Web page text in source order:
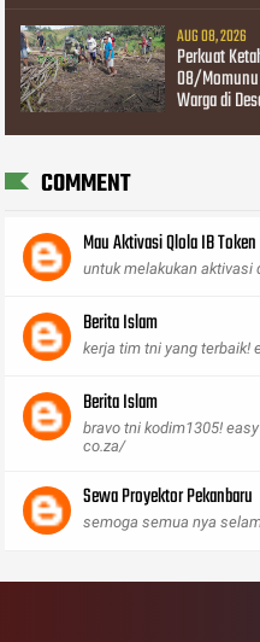
AUG 08, 2026
Perkuat
08/Momunu
Warga di
COMMENT
Mau Aktivasi Qlola IB Token
untuk melakukan aktivasi
Berita Islam
kerja tim tni yang terbaik!
Berita Islam
bravo tni kodim1305!
co.za/
Sewa Proyektor Pekanbaru
semoga semua nya